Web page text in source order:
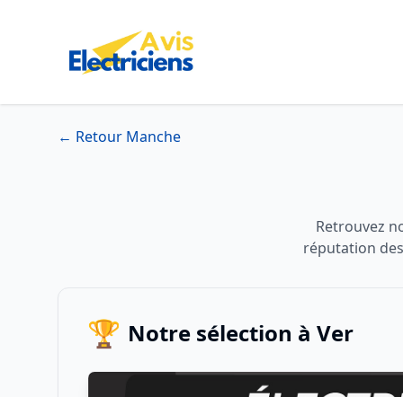
← Retour Manche
Retrouvez
réputation
🏆 Notre sélection à Ver